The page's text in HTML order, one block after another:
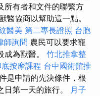
所有者和文件的聯繫方
醫協商以幫助這一點。
醫美 第二專長證照 台胞
師詢問 農民可以要求寵
成為獸醫。 竹北推拿整
底按摩課程 台中國術館推
是申請的先決條件，根
第一天的旅行。 月子